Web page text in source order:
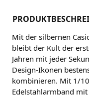
Mit der silbernen
bleibt der Kult der
Jahren mit jeder
Design-Ikonen
kombinieren. Mit 1/
Edelstahlarmband